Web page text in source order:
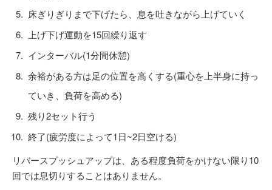
床ぎりぎりまで下げたら、息を吐きながら上げていく
上げ下げ運動を15回繰り返す
インターバル(1分間休憩)
余裕がある方は足の位置を高くする(重心を上半身に持っ
ていき、負荷を高める)
残り2セット行う
終了(疲労度によって1日~2日空ける)
リバースプッシュアップは、ある程度負荷をかけない限り10
回では息切りすることはありません。